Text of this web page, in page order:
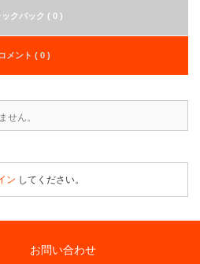
ックバック ( 0 )
メント ( 0 )
せん。
ン してください。
お問い合わせ